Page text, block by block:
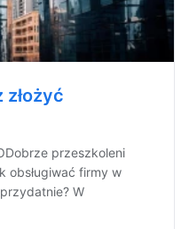
złożyć
przeszkoleni
obsługiwać firmy w
W